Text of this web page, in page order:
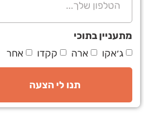
מתעניין בתוכי
ג׳אקו
ארה קקדו אחר
תנו לי הצעה